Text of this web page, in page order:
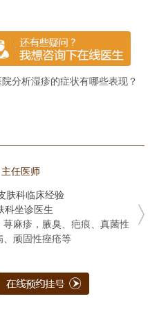
分析湿疹的症状有哪些表现？
主任医师
肤科临床经验
坐诊医生
荨麻疹，腋臭、疤痕、真菌性
、顽固性痤疮等